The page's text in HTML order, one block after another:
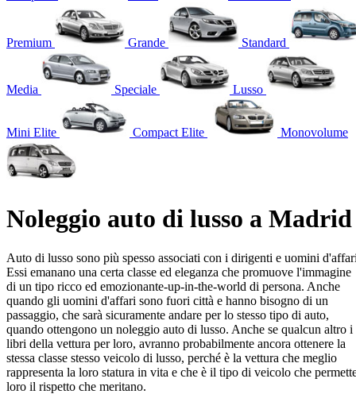
Premium Grande Standard
Media Speciale Lusso
Mini Elite Compact Elite Monovolume
Noleggio auto di lusso a Madrid
Auto di lusso sono più spesso associati con i dirigenti e uomini
Essi emanano una certa classe ed eleganza che promuove l'immagine
di un tipo ricco ed emozionante-up-in-the-world di persona. Anche
quando gli uomini d'affari sono fuori città e hanno bisogno di un
passaggio, che sarà sicuramente andare per lo stesso tipo di auto,
quando ottengono un noleggio auto di lusso. Anche se qualcun altro i
libri della vettura per loro, avranno probabilmente ancora ottenere la
stessa classe stesso veicolo di lusso, perché è la vettura che meglio
rappresenta la loro statura in vita e che è il tipo di veicolo che
loro il rispetto che meritano.